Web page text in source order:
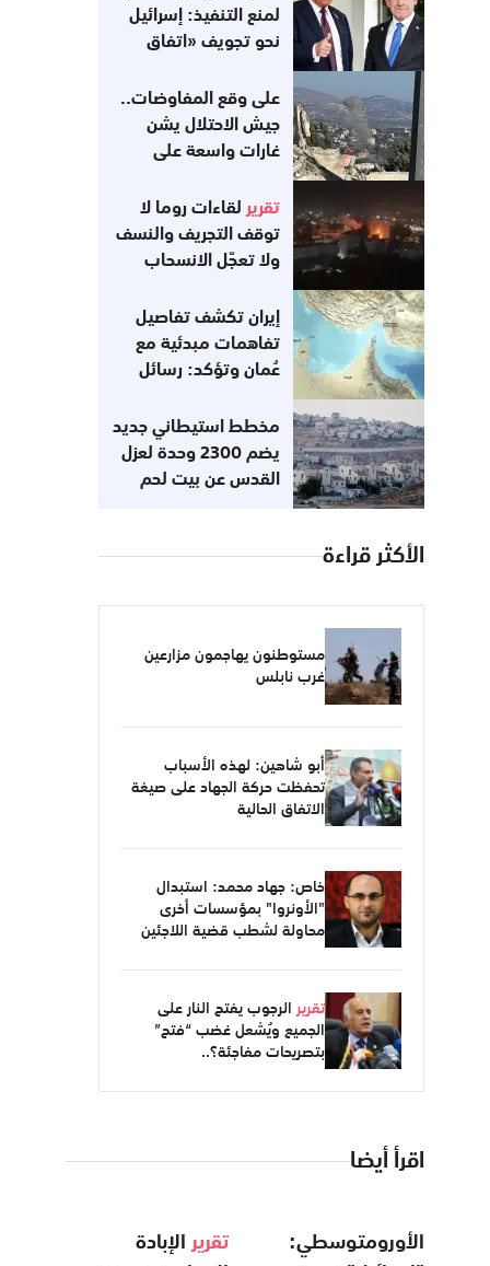
لمنع التنفيذ: إسرائيل
نحو تجويف «اتفاق
على وقع المفاوضات..
جيش الاحتلال يشن
غارات واسعة على
تقرير لقاءات روما لا
توقف التجريف والنسف
ولا تعجّل الانسحاب
إيران تكشف تفاصيل
تفاهمات مبدئية مع
عُمان وتؤكد: رسائل
باستعدادها للعودة إلى
التزاماتها
مخطط استيطاني جديد
يضم 2300 وحدة لعزل
القدس عن بيت لحم
الأكثر قراءة
مستوطنون يهاجمون مزارعين
غرب نابلس
أبو شاهين: لهذه الأسباب
تحفظت حركة الجهاد على صيغة
الاتفاق الحالية
خاص: جهاد محمد: استبدال
"الأونروا" بمؤسسات أخرى
محاولة لشطب قضية اللاجئين
تقرير الرجوب يفتح النار على
الجميع ويُشعل غضب “فتح”
بتصريحات مفاجئة؟..
اقرأ أيضا
الأورومتوسطي:
تقرير
الإبادة